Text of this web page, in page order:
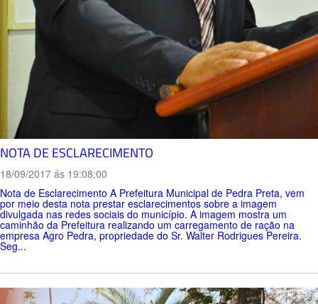
NOTA DE ESCLARECIMENTO
18/09/2017 ás 19:08:00
Nota de Esclarecimento A Prefeitura Municipal de Pedra Preta, vem
por meio desta nota prestar esclarecimentos sobre a imagem
divulgada nas redes sociais do município. A imagem mostra um
caminhão da Prefeitura realizando um carregamento de ração na
empresa Agro Pedra, propriedade do Sr. Walter Rodrigues Pereira.
Seg...